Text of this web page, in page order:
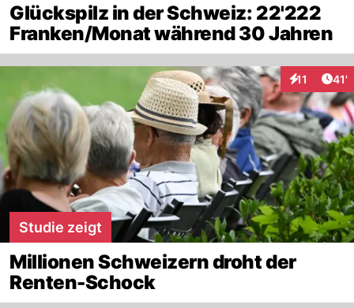
Glückspilz in der Schweiz: 22'222
Franken/Monat während 30 Jahren
11 41'
Studie zeigt
Millionen Schweizern droht der
Renten-Schock